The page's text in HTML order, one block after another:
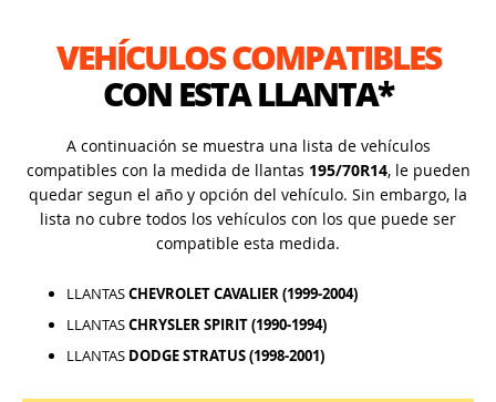
VEHÍCULOS COMPATIBLES
CON ESTA LLANTA*
A continuación se muestra una lista de vehículos
compatibles con la medida de llantas 195/70R14, le pueden
quedar segun el año y opción del vehículo. Sin embargo, la
lista no cubre todos los vehículos con los que puede ser
compatible esta medida.
LLANTASCHEVROLET CAVALIER (1999-2004)
LLANTASCHRYSLER SPIRIT (1990-1994)
LLANTAS DODGE STRATUS (1998-2001)